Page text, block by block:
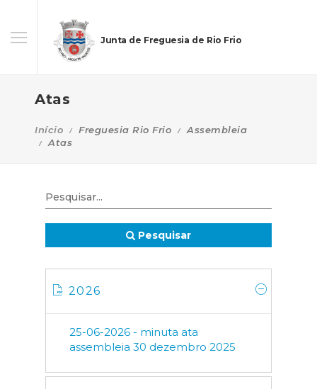
Junta de Freguesia de Rio Frio
Atas
Início Freguesia Rio Frio
Assembleia
Atas
Pesquisar
2026
25-06-2026 - minuta ata
assembleia 30 dezembro 2025